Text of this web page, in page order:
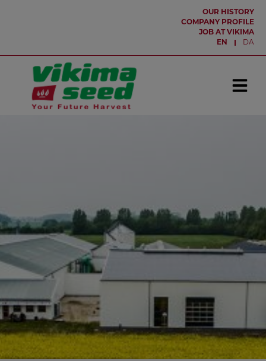
OUR HISTORY
COMPANY PROFILE
JOB AT VIKIMA
EN
DA